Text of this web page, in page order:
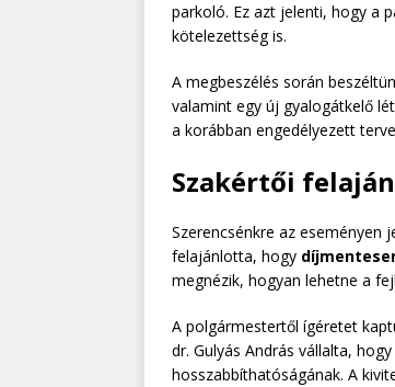
parkoló. Ez azt jelenti, hogy a
kötelezettség is.
A megbeszélés során
valamint egy új gyalogátkelő
a korábban engedélyezett
Szakértői
Szerencsénkre az eseményen
felajánlotta, hogy
megnézik, hogyan lehetne a
A polgármestertől ígéretet
dr. Gulyás András vállalta,
hosszabbíthatóságának. A